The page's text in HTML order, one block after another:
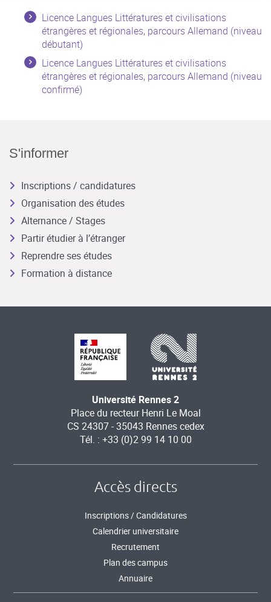
Licence Langues Littératures et civilisations
étrangères et régionales, parcours Allemand (niveau
débutant)
Licence Langues Littératures et civilisations
étrangères et régionales, parcours Allemand (niveau
confirmé)
S'informer
Inscriptions / candidatures
Organisation des études
Alternance / Stages
Partir étudier à l’étranger
Reprendre ses études
Formation à distance
Université Rennes 2
Place du recteur Henri Le Moal
CS 24307 - 35043 Rennes cedex
Tél. : +33 (0)2 99 14 10 00
Accès directs
Inscriptions / Candidatures
Calendrier universitaire
Recrutement
Plan des campus
Annuaire